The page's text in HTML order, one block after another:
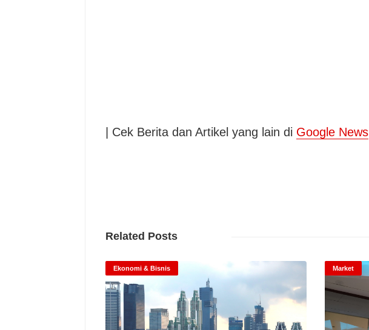
| Cek Berita dan Artikel yang lain di Google News
Related Posts
Ekonomi & Bisnis Market